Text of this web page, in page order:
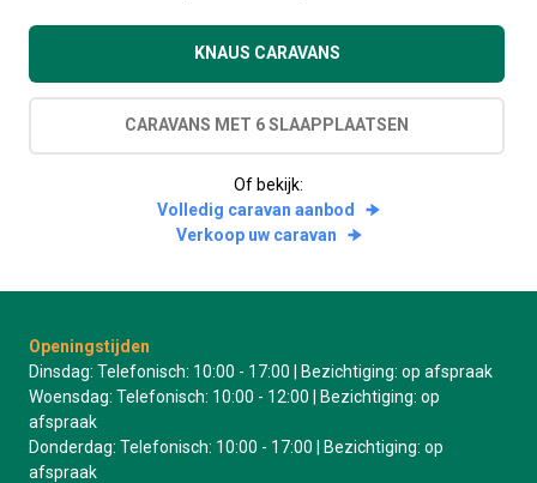
KNAUS CARAVANS
CARAVANS MET 6 SLAAPPLAATSEN
Of bekijk:
Volledig caravan aanbod
Verkoop uw caravan
Openingstijden
Dinsdag: Telefonisch: 10:00 - 17:00 | Bezichtiging: op afspraak
Woensdag: Telefonisch: 10:00 - 12:00 | Bezichtiging: op
afspraak
Donderdag: Telefonisch: 10:00 - 17:00 | Bezichtiging: op
afspraak